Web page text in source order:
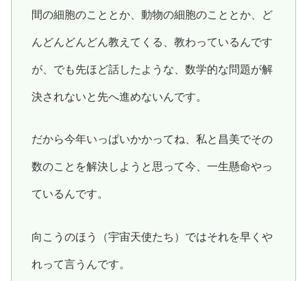
間の細胞のこととか、動物の細胞のこととか、ど
んどんどんどん教えてくる、教わっているんです
が、でも先ほど話したような、数学的な問題が解
決されないと先へ進めないんです。
だから今年いっぱいかかってね、私と昌美でその
数のことを解決しようと思って今、一生懸命やっ
ているんです。
向こうのほう（宇宙天使たち）ではそれを早くや
れって言うんです。